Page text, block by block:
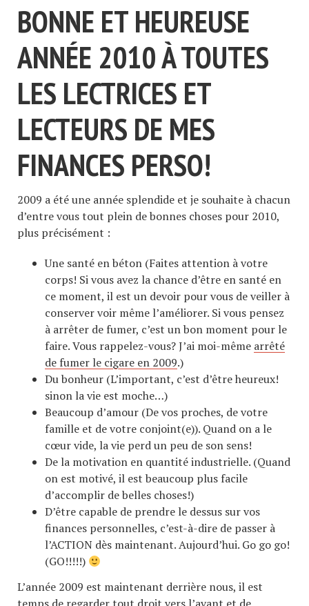
BONNE ET HEUREUSE
ANNÉE 2010 À TOUTES
LES LECTRICES ET
LECTEURS DE MES
FINANCES PERSO!
2009 a été une année splendide et je souhaite à chacun
d’entre vous tout plein de bonnes choses pour 2010,
plus précisément :
Une santé en béton (Faites attention à votre
corps! Si vous avez la chance d’être en santé en
ce moment, il est un devoir pour vous de veiller à
conserver voir même l’améliorer. Si vous pensez
à arrêter de fumer, c’est un bon moment pour le
faire. Vous rappelez-vous? J’ai moi-même arrêté
de fumer le cigare en 2009.)
Du bonheur (L’important, c’est d’être heureux!
sinon la vie est moche…)
Beaucoup d’amour (De vos proches, de votre
famille et de votre conjoint(e)). Quand on a le
cœur vide, la vie perd un peu de son sens!
De la motivation en quantité industrielle. (Quand
on est motivé, il est beaucoup plus facile
d’accomplir de belles choses!)
D’être capable de prendre le dessus sur vos
finances personnelles, c’est-à-dire de passer à
l’ACTION dès maintenant. Aujourd’hui. Go go go!
(GO!!!!!)
L’année 2009 est maintenant derrière nous, il est
temps de regarder tout droit vers l’avant et de